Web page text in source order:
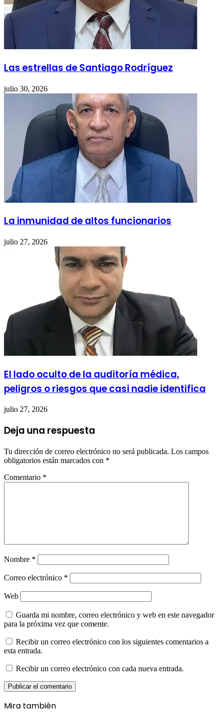
Las estrellas de Santiago Rodríguez
julio 30, 2026
La inmunidad de altos funcionarios
julio 27, 2026
El lado oculto de la auditoría médica,
peligros o riesgos que casi nadie identifica
julio 27, 2026
Deja una respuesta
Tu dirección de correo electrónico no será publicada. Los campos
obligatorios están marcados con *
Comentario *
Nombre *
Correo electrónico *
Web
Guarda mi nombre, correo electrónico y web en este navegador
para la próxima vez que comente.
Recibir un correo electrónico con los siguientes comentarios a
esta entrada.
Recibir un correo electrónico con cada nueva entrada.
Mira también